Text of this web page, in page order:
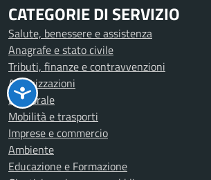
CATEGORIE DI SERVIZIO
Salute, benessere e assistenza
Anagrafe e stato civile
Tributi, finanze e contravvenzioni
Autorizzazioni
Elettorale
Mobilità e trasporti
Imprese e commercio
Ambiente
Educazione e Formazione